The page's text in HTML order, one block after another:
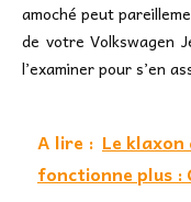
amoché peut
de votre Volkswagen
l’examiner pour s’en
A lire : Le klaxon
fonctionne plus :